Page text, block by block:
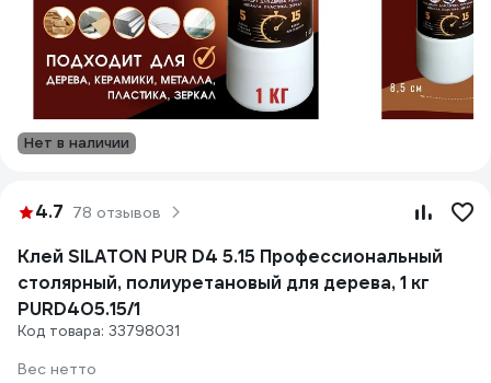
Нет в наличии
4.7 78 отзывов
Клей SILATON PUR D4 5.15 Профессиональный
столярный, полиуретановый для дерева, 1 кг
PURD405.15/1
Код товара: 33798031
Вес нетто